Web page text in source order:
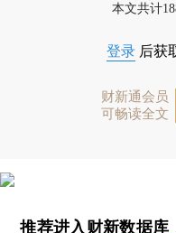
本文共计
登录 后获
财新通会员
可畅读全文
推荐进入财新数据库